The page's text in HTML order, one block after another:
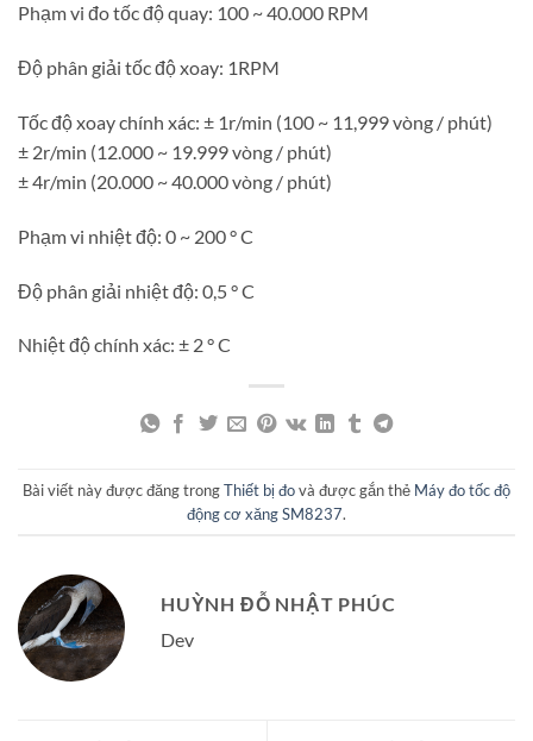
Phạm vi đo tốc độ quay: 100 ~ 40.000 RPM
Độ phân giải tốc độ xoay: 1RPM
Tốc độ xoay chính xác: ± 1r/min (100 ~ 11,999 vòng / phút)
± 2r/min (12.000 ~ 19.999 vòng / phút)
± 4r/min (20.000 ~ 40.000 vòng / phút)
Phạm vi nhiệt độ: 0 ~ 200 ° C
Độ phân giải nhiệt độ: 0,5 ° C
Nhiệt độ chính xác: ± 2 ° C
Bài viết này được đăng trongThiết bị đovà được gắn thẻ Máy đo tốc độ
động cơ xăng SM8237.
HUỲNH ĐỖ NHẬT PHÚC
Dev